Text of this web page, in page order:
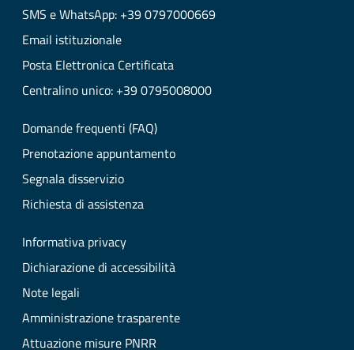
SMS e WhatsApp: +39 0797000669
Email istituzionale
Posta Elettronica Certificata
Centralino unico: +39 0795008000
Domande frequenti (FAQ)
Prenotazione appuntamento
Segnala disservizio
Richiesta di assistenza
Informativa privacy
Dichiarazione di accessibilità
Note legali
Amministrazione trasparente
Attuazione misure PNRR